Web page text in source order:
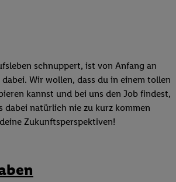
schnuppert, ist von Anfang an
Wir wollen, dass du in einem tollen
kannst und bei uns den Job findest,
dabei natürlich nie zu kurz kommen
Zukunftsperspektiven!